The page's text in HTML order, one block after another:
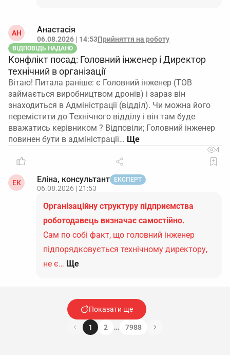
АН Анастасія
06.08.2026 | 14:53Прийняття на роботу
ВІДПОВІДЬ НАДАНО
Конфлікт посад: Головний інженер і Директор
технічний в організації
Вітаю! Питала раніше: є Головний інженер (ТОВ
займається виробництвом дронів) і зараз він
знаходиться в Адміністрації (відділ). Чи можна його
перемістити до Технічного відділу і він там буде
вважатись керівником ? Відповіли; Головний інженер
повинен бути в адміністрації…
4
ЕК Еліна, консультант ЕКСПЕРТ
06.08.2026 | 21:53
Організаційну структуру підприємства
роботодавець визначає самостійно.
Сам по собі факт, що головний інженер
підпорядковується технічному директору,
не є… Ще
Показати ще
1 2 … 7988